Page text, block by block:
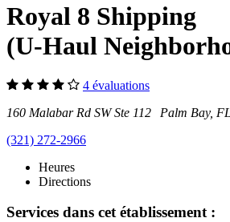
Royal 8 Shipping
(U-Haul
4 évaluations
160 Malabar Rd SW Ste 112 Palm Bay,
(321) 272-2966
Heures
Directions
Services dans cet établissement :